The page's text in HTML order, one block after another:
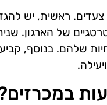
ראשית, יש
של הארגון.
שלהם. בנוסף,